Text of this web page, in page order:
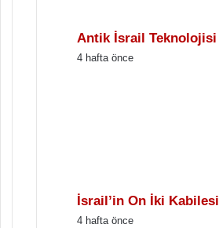
Antik İsrail Teknolojisi
4 hafta önce
İsrail’in On İki Kabilesi
4 hafta önce